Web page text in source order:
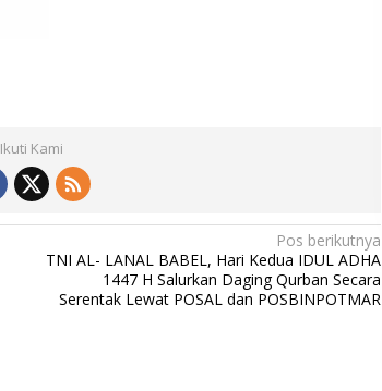
Ikuti Kami
Pos berikutnya
TNI AL- LANAL BABEL, Hari Kedua IDUL ADHA
1447 H Salurkan Daging Qurban Secara
Serentak Lewat POSAL dan POSBINPOTMAR